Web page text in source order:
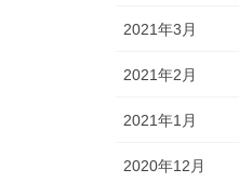
2021年3月
2021年2月
2021年1月
2020年12月